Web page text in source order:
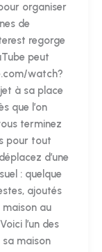
organiser
de
regorge
peut
watch?
à sa place
que l’on
terminez
pour tout
d’une
: quelque
ajoutés
au
l’un des
maison